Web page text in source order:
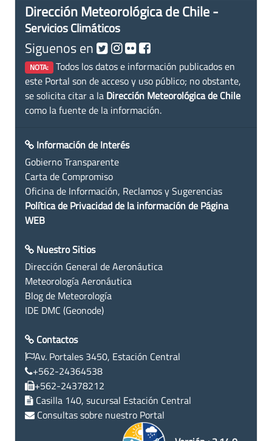
Dirección Meteorológica de Chile -
Servicios Climáticos
Siguenos en
NOTA: Todos los datos e información publicados en
este Portal son de acceso y uso público; no obstante,
se solicita citar a la Dirección Meteorológica de Chile
como la fuente de la información.
Información de Interés
Gobierno Transparente
Carta de Compromiso
Oficina de Información, Reclamos y Sugerencias
Política de Privacidad de la información de Página
WEB
Nuestro Sitios
Dirección General de Aeronáutica
Meteorología Aeronáutica
Blog de Meteorología
IDE DMC (Geonode)
Contactos
Av. Portales 3450, Estación Central
+562-24364538
+562-24378212
Casilla 140, sucursal Estación Central
Consultas sobre nuestro Portal